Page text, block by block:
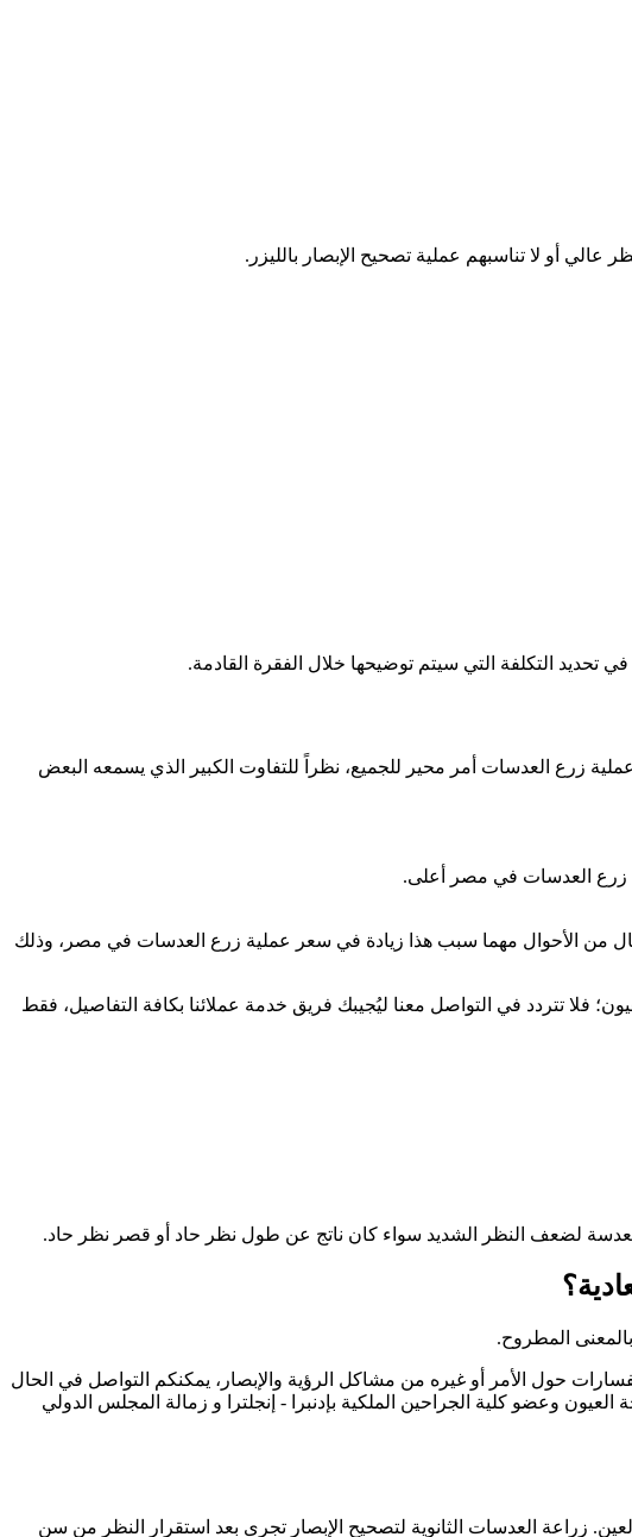
أو لا تناسبهم عملية تصحيح الإبصار بالليزر.
زرع العدسات أمر محير للجميع، نظراً للتفاوت الكبير الذي يسمعه البعض
زرع العدسات في مصر أعلى.
حال من الأحوال مهما سبب هذا زيادة في سعر عملية زرع العدسات في مصر، وذلك
فلا تتردد في التواصل معنا ليُجيبك فريق خدمة عملائنا بكافة التفاصيل، فقط
العدسة لضعف النظر الشديد سواء كان ناتج عن طول نظر حاد أو قصر نظر حاد.
المطروح.
حول الأمر أو غيره من مشاكل الرؤية والإبصار، يمكنكم التواصل في الحال
وعضو كلية الجراحين الملكية بإدنبرا - إنجلترا و زمالة المجلس الدولي
زراعة العدسات الثانوية لتصحيح الإبصار تجرى بعد استقرار النظر من سن